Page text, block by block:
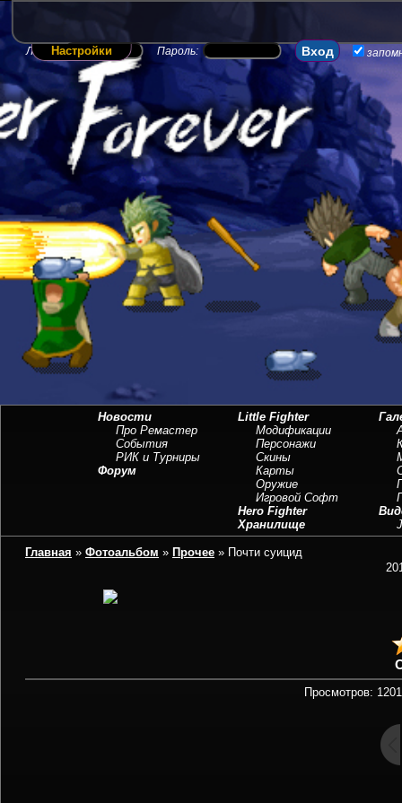
Логин: Пароль:
Настройки
Новости
Про Ремастер
События
РИК и Турниры
Форум
Little Fighter
Модификации
Персонажи
Скины
Карты
Оружие
Игровой Софт
Hero Fighter
Хранилище
Главная » Фотоальбом » Прочее » Почти суицид
Просмотров: